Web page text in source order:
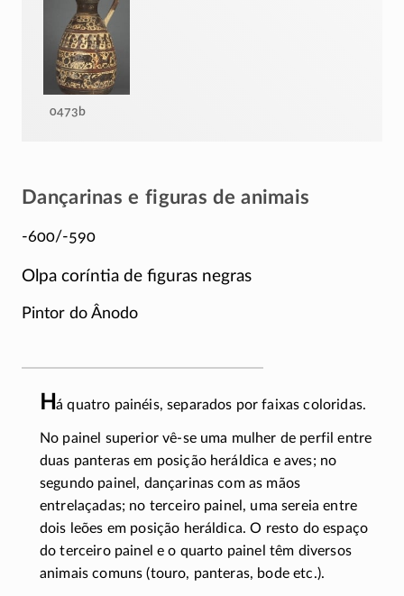
0473b
Dançarinas e figuras de animais
-600/-590
Olpa coríntia de figuras negras
Pintor do Ânodo
Há quatro painéis, separados por faixas coloridas.
No painel superiorvê-seuma mulher de perfil entre
duas panteras em posição heráldica e aves; no
segundo painel, dançarinas com as mãos
entrelaçadas; no terceiro painel, uma sereia entre
dois leões em posição heráldica. O resto do espaço
do terceiro painel e o quarto painel têm diversos
animais comuns (touro, panteras, bode etc.).